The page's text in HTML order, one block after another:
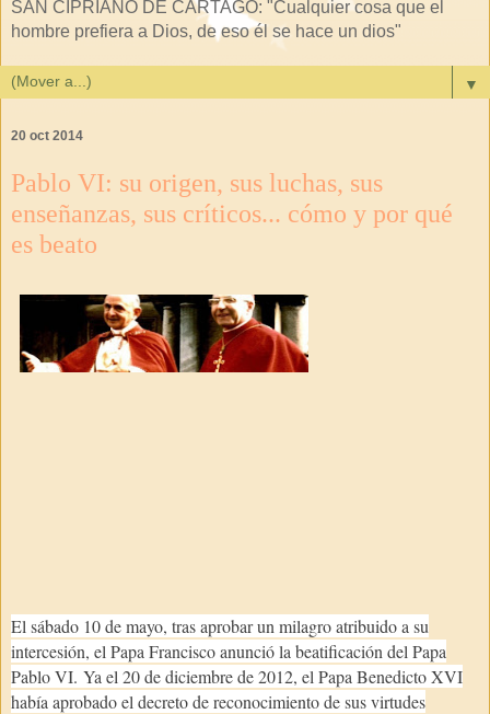
SAN CIPRIANO DE CARTAGO: "Cualquier cosa que el
hombre prefiera a Dios, de eso él se hace un dios"
▼
20 oct 2014
Pablo VI: su origen, sus luchas, sus
enseñanzas, sus críticos... cómo y por qué
es beato
El sábado 10 de mayo, tras aprobar un milagro atribuido a su
intercesión, el Papa Francisco anunció la beatificación del Papa
Pablo VI. Ya el 20 de diciembre de 2012, el Papa Benedicto XVI
había aprobado el decreto de reconocimiento de sus virtudes